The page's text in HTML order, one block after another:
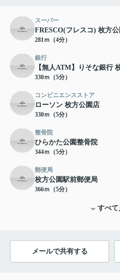
スーパー
FRESCO(フレスコ) 枚方
281ｍ（4分）
銀行
【無人ATM】りそな銀行
330ｍ（5分）
コンビニエンスストア
ローソン 枚方公園店
330ｍ（5分）
整骨院
ひらかた公園整骨院
344ｍ（5分）
郵便局
枚方公園駅前郵便局
366ｍ（5分）
すべて
メールで共有する